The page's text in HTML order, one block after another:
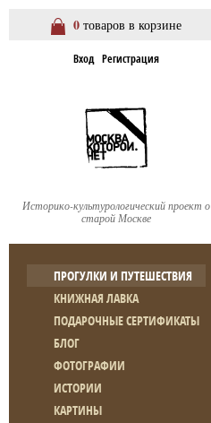
0 товаров в корзине
Вход Регистрация
Историко-культурологический проект о
старой Москве
ПРОГУЛКИ И ПУТЕШЕСТВИЯ
КНИЖНАЯ ЛАВКА
ПОДАРОЧНЫЕ СЕРТИФИКАТЫ
БЛОГ
ФОТОГРАФИИ
ИСТОРИИ
КАРТИНЫ